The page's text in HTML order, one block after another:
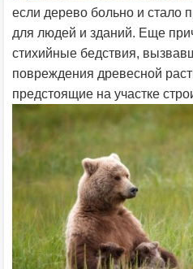
если дерево больно и стало
для людей и зданий. Еще
стихийные бедствия,
повреждения древесной
предстоящие на участке